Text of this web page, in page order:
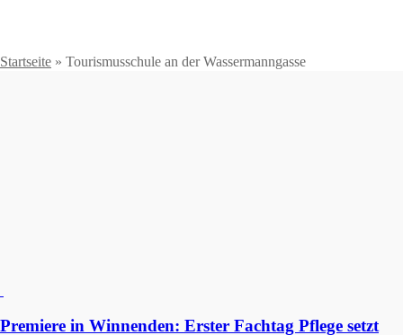
Startseite » Tourismusschule an der Wassermanngasse
Premiere in Winnenden: Erster Fachtag Pflege setzt